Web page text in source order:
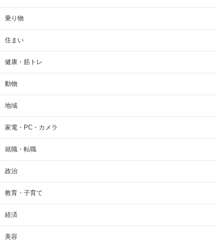
乗り物
住まい
健康・筋トレ
動物
地域
家電・PC・カメラ
就職・転職
政治
教育・子育て
経済
美容